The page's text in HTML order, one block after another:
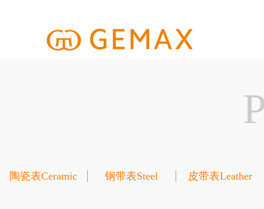
陶瓷表Ceramic 钢带表Steel 皮带表Leather